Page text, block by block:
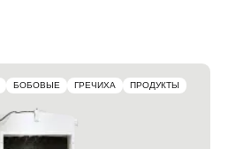
БОБОВЫЕ ГРЕЧИХА
ПРОДУКТЫ